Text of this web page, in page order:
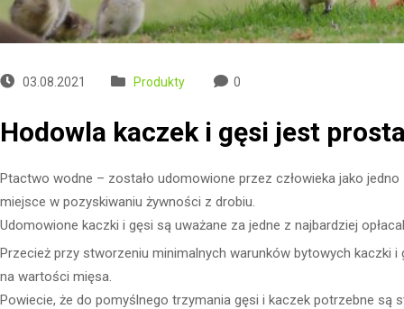
03.08.2021 Produkty 0
Hodowla kaczek i gęsi jest
Ptactwo wodne – zostało udomowione przez człowieka jako
miejsce w pozyskiwaniu żywności z drobiu.
Udomowione kaczki i gęsi są uważane za jedne z najbardziej
Przecież przy stworzeniu minimalnych warunków bytowych kaczki
na wartości mięsa.
Powiecie, że do pomyślnego trzymania gęsi i kaczek potrzebne są